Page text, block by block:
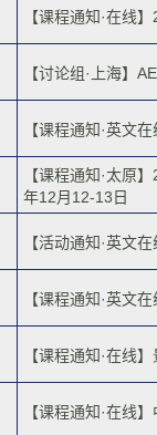
【课程通知·在线
【讨论组·上海】
【课程通知·英文
【课程通知·太原
年12月12-13日
【活动通知·英文
【课程通知·英文
【课程通知·在线
【课程通知·在线